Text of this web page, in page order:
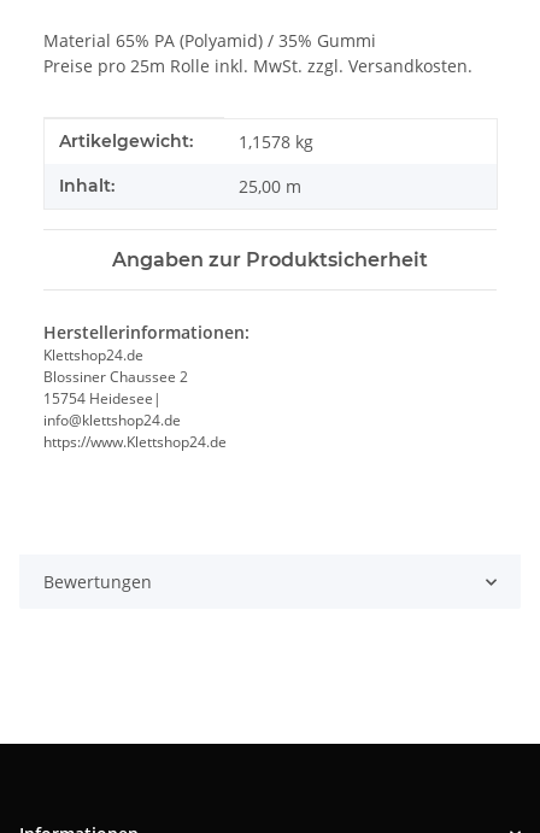
Material 65% PA (Polyamid) / 35% Gummi
Preise pro 25m Rolle inkl. MwSt. zzgl. Versandkosten.
Produkteigenschaft
Wert
Artikelgewicht: 1,1578 kg
Inhalt: 25,00 m
Angaben zur Produktsicherheit
Herstellerinformationen:
Klettshop24.de
Blossiner Chaussee 2
15754 Heidesee|
info@klettshop24.de
https://www.Klettshop24.de
Bewertungen